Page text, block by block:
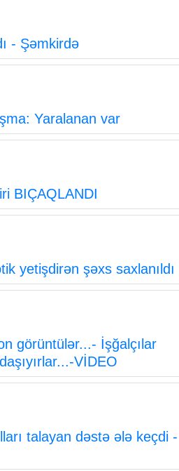
- Şəmkirdə
Yaralanan var
BIÇAQLANDI
yetişdirən şəxs saxlanıldı
görüntülər...- İşğalçılar
VİDEO
talayan dəstə ələ keçdi -